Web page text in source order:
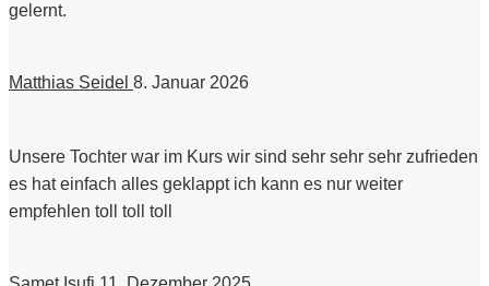
gelernt.
Matthias Seidel 8. Januar 2026
Unsere Tochter war im Kurs wir sind sehr sehr sehr zufrieden
es hat einfach alles geklappt ich kann es nur weiter
empfehlen toll toll toll